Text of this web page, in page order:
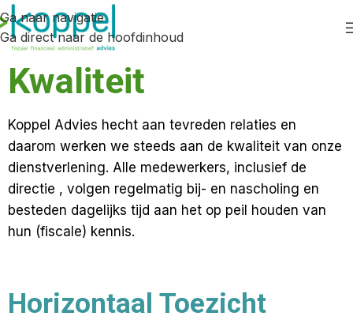
Ga naar navigatie
Ga direct naar de hoofdinhoud
Kwaliteit
Koppel Advies hecht aan tevreden relaties en
daarom werken we steeds aan de kwaliteit van onze
dienstverlening. Alle medewerkers, inclusief de
directie , volgen regelmatig bij- en nascholing en
besteden dagelijks tijd aan het op peil houden van
hun (fiscale) kennis.
Horizontaal Toezicht